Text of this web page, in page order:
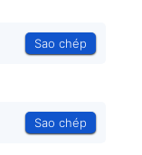
Sao chép
Sao chép